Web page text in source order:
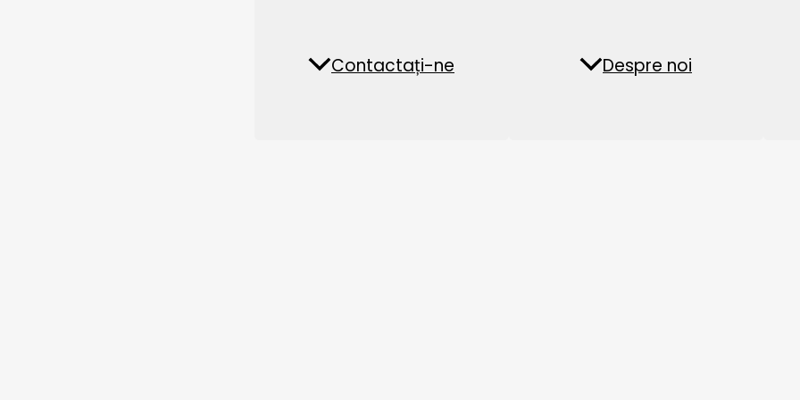
Fabrică de hrană pentru
Fabrica de peleți din
biomasă
Instalație de
furaje acvatice
Noutăți Întrebări frecvente
Contactați-ne Despre noi